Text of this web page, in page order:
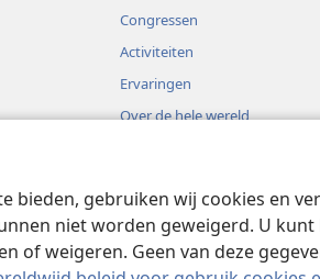
bieden, gebruiken wij cookies en
niet worden geweigerd. U
of weigeren. Geen van deze
Congressen
Activiteiten
Ervaringen
Over de hele wereld